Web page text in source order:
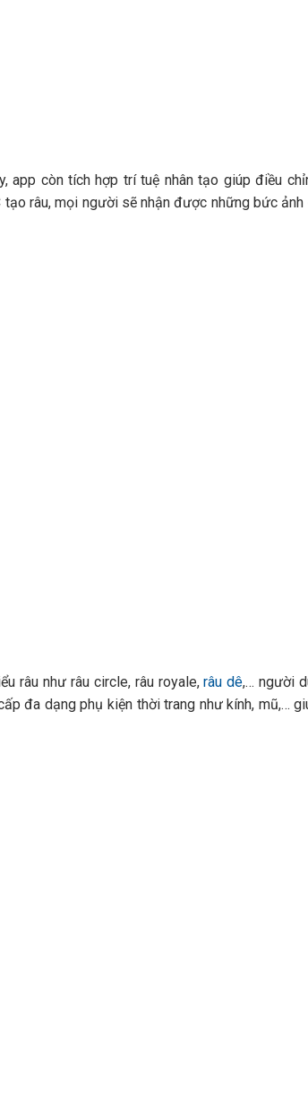
app còn tích hợp trí tuệ nhân tạo giúp điều
râu, mọi người sẽ nhận được những bức ảnh
râu như râu circle, râu royale,râu dê,… người
đa dạng phụ kiện thời trang như kính, mũ,…